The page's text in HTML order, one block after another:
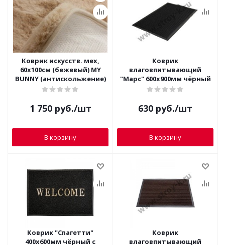
Коврик искусств. мех,
60х100см (бежевый) MY
BUNNY (антискольжение)
1 750руб./шт
В корзину
Коврик
влаговпитывающий
"Марс" 600х900мм чёрный
630 руб./шт
В корзину
Коврик "Спагетти"
400х600мм чёрный с
Коврик
влаговпитывающий